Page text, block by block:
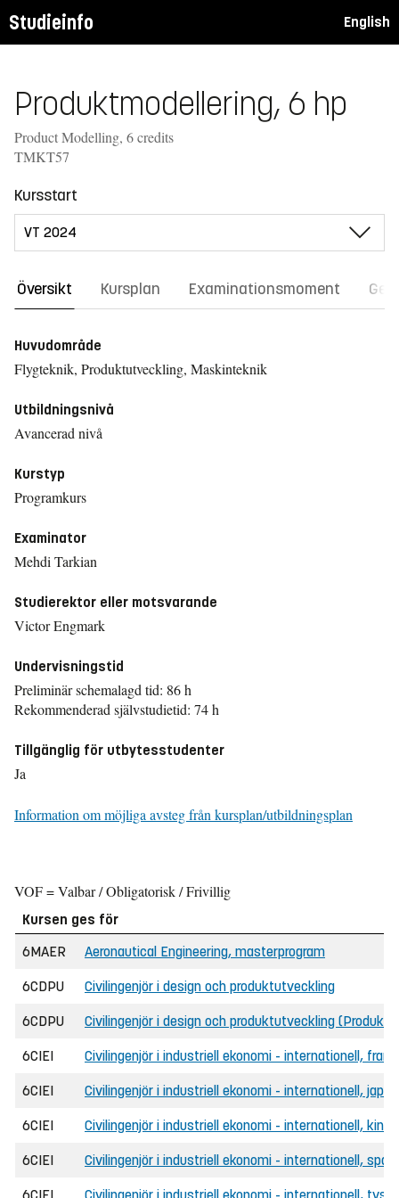
Studieinfo English
Produktmodellering, 6 hp
Product Modelling, 6 credits
TMKT57
Kursstart
Översikt Kursplan Examinationsmoment
Huvudområde
Flygteknik, Produktutveckling, Maskinteknik
Utbildningsnivå
Avancerad nivå
Kurstyp
Programkurs
Examinator
Mehdi Tarkian
Studierektor eller motsvarande
Victor Engmark
Undervisningstid
Preliminär schemalagd tid: 86 h
Rekommenderad självstudietid: 74 h
Tillgänglig för utbytesstudenter
Ja
Information om möjliga avsteg från kursplan/utbildningsplan
VOF = Valbar / Obligatorisk / Frivillig
Kursen ges för
6MAER
Aeronautical Engineering, masterprogram
6CDPU Civilingenjör i design och produktutveckling
6CDPU Civilingenjör i design och produktutveckling
6CIEI Civilingenjör i industriell ekonomi - internationell,
6CIEI Civilingenjör i industriell ekonomi - internationell,
6CIEI Civilingenjör i industriell ekonomi - internationell,
6CIEI Civilingenjör i industriell ekonomi - internationell,